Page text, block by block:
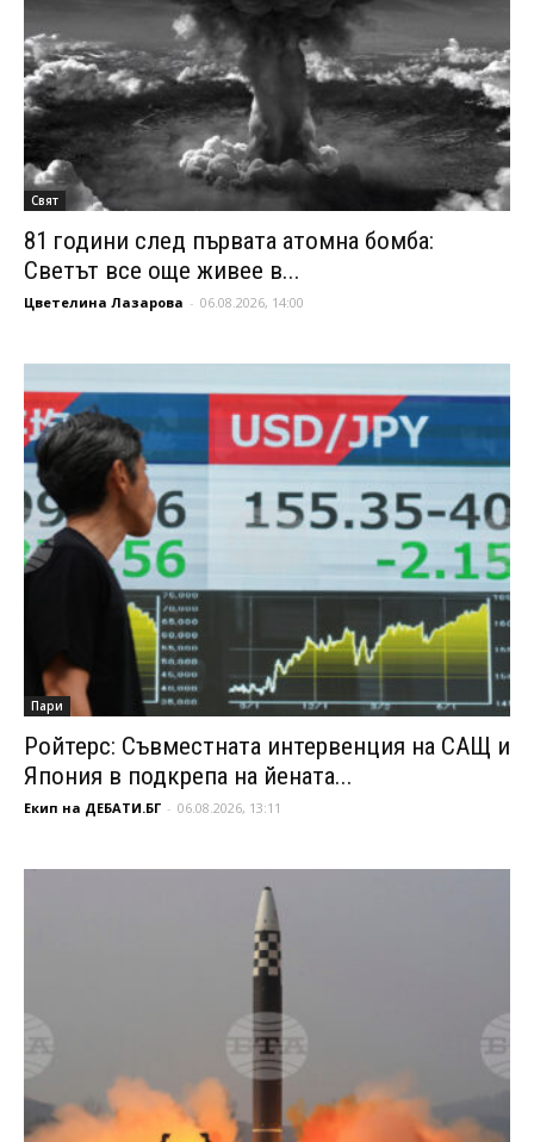
Свят
81 години след първата атомна бомба:
Светът все още живее в...
Цветелина Лазарова - 06.08.2026, 14:00
Пари
Ройтерс: Съвместната интервенция на САЩ и
Япония в подкрепа на йената...
Екип на ДЕБАТИ.БГ - 06.08.2026, 13:11